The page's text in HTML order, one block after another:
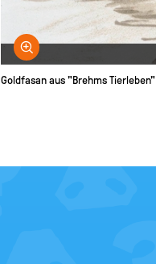
Bild vergrößern
Goldfasan aus "Brehms Tierleben"